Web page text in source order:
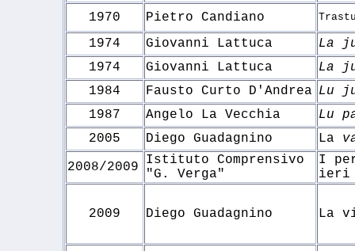
1970
Pietro Candiano
1974 Giovanni Lattuca
La
1974
Giovanni Lattuca
La
1984
Fausto Curto D'Andrea Lu
1987
Angelo La Vecchia
Lu
2005
Diego Guadagnino La
2008/2009
Istituto Comprensivo
"G. Verga"
I
ieri
2009 Diego Guadagnino La